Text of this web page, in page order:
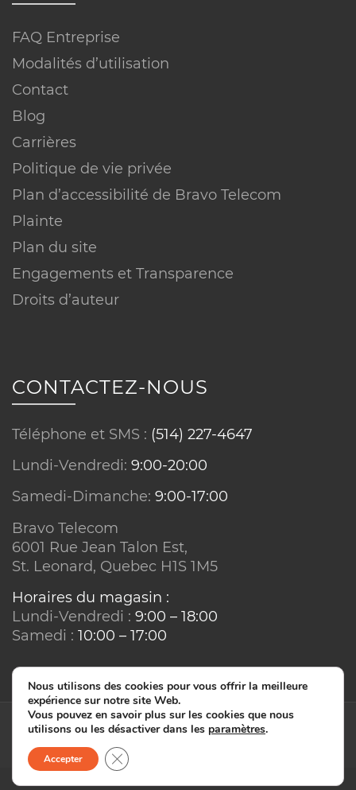
FAQ Entreprise
Modalités d’utilisation
Contact
Blog
Carrières
Politique de vie privée
Plan d’accessibilité de Bravo Telecom
Plainte
Plan du site
Engagements et Transparence
Droits d’auteur
CONTACTEZ-NOUS
Téléphone et SMS : (514) 227-4647
Lundi-Vendredi: 9:00-20:00
Samedi-Dimanche: 9:00-17:00
Bravo Telecom
6001 Rue Jean Talon Est,
St. Leonard, Quebec H1S 1M5
Horaires du magasin :
Lundi-Vendredi : 9:00 – 18:00
Samedi : 10:00 – 17:00
© Bravo Telecom - IT2IS 2026. Tous droits réservés.
Nous utilisons des cookies pour vous offrir la meilleure
expérience sur notre site Web.
Vous pouvez en savoir plus sur les cookies que nous
utilisons ou les désactiver dans les paramètres.
Accepter Close GDPR Cookie Banner
Vitesse :
Conditions sur équipements :
Réseau ou technologie :
Programmation :
Conditions sur équipements :